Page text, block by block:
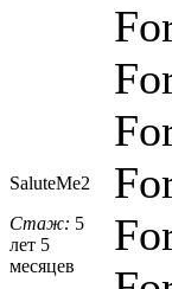
SaluteMe2
Стаж: 5
лет 5
месяцев